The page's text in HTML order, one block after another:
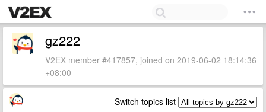
gz222
V2EX member #417857, joined on 2019-06-02 18:14:36
+08:00
Switch topics list